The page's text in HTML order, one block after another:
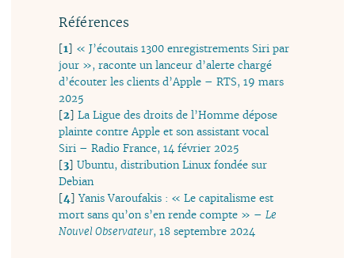
Références
[1] « J’écoutais 1300 enregistrements Siri par
jour », raconte un lanceur d’alerte chargé
d’écouter les clients d’Apple – RTS, 19 mars
2025
[2]La Ligue des droits de l’Homme dépose
plainte contre Apple et son assistant vocal
Siri – Radio France, 14 février 2025
[3]Ubuntu, distribution Linux fondée sur
Debian
[4]Yanis Varoufakis : « Le capitalisme est
mort sans qu’on s’en rende compte » –Le
Nouvel Observateur, 18 septembre 2024